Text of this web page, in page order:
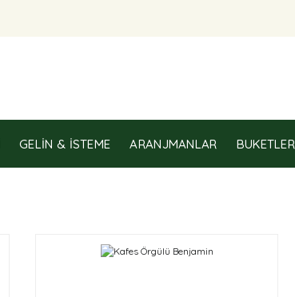
GELIN & İSTEME ARANJMANLAR BUKETLER